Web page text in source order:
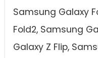
Samsung Galaxy
Fold2, Samsung
Galaxy Z Flip,